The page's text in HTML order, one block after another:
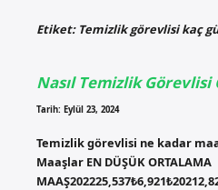
Etiket: Temizlik görevlisi kaç
Nasıl Temizlik Görevlisi
Tarih: Eylül 23, 2024
Temizlik görevlisi ne kadar
Maaşlar EN DÜŞÜK ORTALAMA